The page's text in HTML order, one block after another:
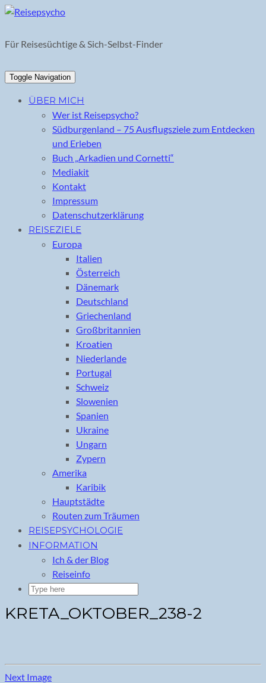
Skip
content
Für Reisesüchtige & Sich-Selbst-Finder
Toggle Navigation
ÜBER MICH
Wer ist Reisepsycho?
Südburgenland – 75 Ausflugsziele zum Entdecken
und Erleben
Buch „Arkadien und Cornetti“
Mediakit
Kontakt
Impressum
Datenschutzerklärung
REISEZIELE
Europa
Italien
Österreich
Dänemark
Deutschland
Griechenland
Großbritannien
Kroatien
Niederlande
Portugal
Schweiz
Slowenien
Spanien
Ukraine
Ungarn
Zypern
Amerika
Karibik
Hauptstädte
Routen zum Träumen
REISEPSYCHOLOGIE
INFORMATION
Ich & der Blog
Reiseinfo
KRETA_OKTOBER_238-2
Next Image